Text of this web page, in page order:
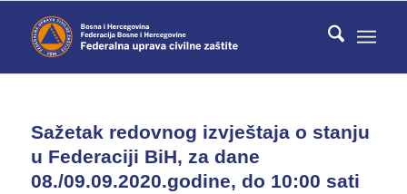
Sažetak redovnog izvještaja o stanju
u Federaciji BiH, za dane
08./09.09.2020.godine, do 10:00 sati